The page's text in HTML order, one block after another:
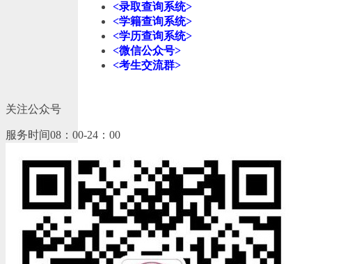
<录取查询系统>
<学籍查询系统>
<学历查询系统>
<微信公众号>
<考生交流群>
关注公众号
服务时间08：00-24：00